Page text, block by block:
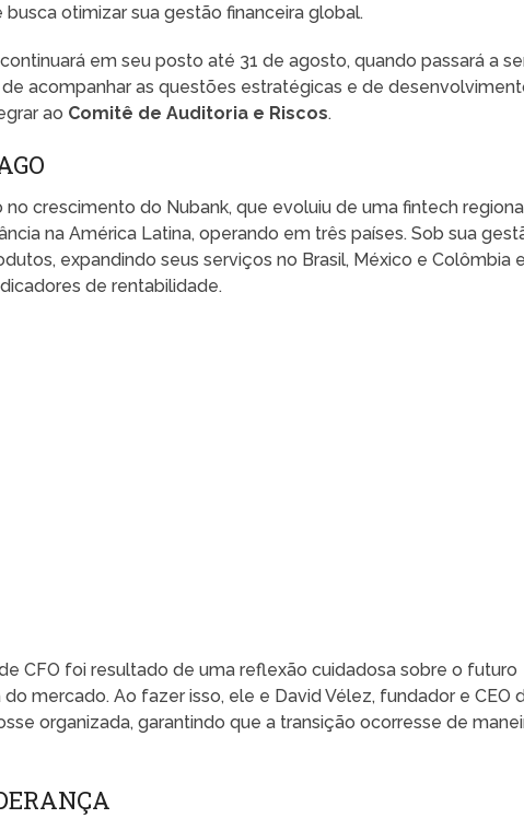
otimizar sua gestão financeira global.
em seu posto até 31 de agosto, quando passará a
acompanhar as questões estratégicas e de
ao Comitê de Auditoria e Riscos.
crescimento do Nubank, que evoluiu de uma fintech
na América Latina, operando em três países. Sob sua
expandindo seus serviços no Brasil, México e Colômbia e
de rentabilidade.
CFO foi resultado de uma reflexão cuidadosa sobre o futuro
mercado. Ao fazer isso, ele e David Vélez, fundador e CEO
organizada, garantindo que a transição ocorresse de